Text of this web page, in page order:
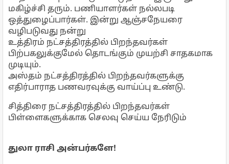
மகிழ்ச்சி தரும். பணியாளர்கள் நல்லபடி
ஒத்துழைப்பார்கள். இன்று ஆஞ்சநேயரை
வழிபடுவது நன்று
உத்திரம் நட்சத்திரத்தில் பிறந்தவர்கள்
பிற்பகலுக்குமேல் தொடங்கும் முயற்சி சாதகமாக
முடியும்.
அஸ்தம் நட்சத்திரத்தில் பிறந்தவர்களுக்கு
எதிர்பாராத பணவரவுக்கு வாய்ப்பு உண்டு.
சித்திரை நட்சத்திரத்தில் பிறந்தவர்கள்
பிள்ளைகளுக்காக செலவு செய்ய நேரிடும்
துலா ராசி அன்பர்களே!